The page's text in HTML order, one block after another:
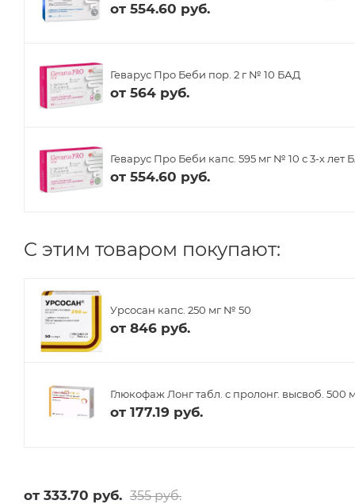
от 554.60 руб.
Геварус Про Беби пор. 2 г № 10 БАД
от 564 руб.
Геварус Про Беби капс. 595 мг № 10 с 3-х лет
от 554.60 руб.
C этим товаром покупают:
Урсосан капс. 250 мг № 50
от 846 руб.
Глюкофаж Лонг табл. с пролонг. высвоб. 500
от 177.19 руб.
от 333.70 руб. 355 руб.